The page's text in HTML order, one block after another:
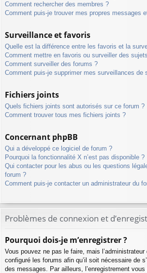
Comment rechercher des membres ?
Comment puis-je trouver mes propres messages
Surveillance et favoris
Quelle est la différence entre les favoris et la
Comment mettre en favoris ou surveiller des
Comment surveiller des forums ?
Comment puis-je supprimer mes surveillances de
Fichiers joints
Quels fichiers joints sont autorisés sur ce forum ?
Comment trouver tous mes fichiers joints ?
Concernant phpBB
Qui a développé ce logiciel de forum ?
Pourquoi la fonctionnalité X n’est pas disponible ?
Qui contacter pour les abus ou les questions
forum ?
Comment puis-je contacter un administrateur du
Problèmes de connexion et
Pourquoi dois-je m’enregistrer ?
Vous pouvez ne pas le faire, mais
configuré les forums afin qu’il soit nécessaire de
des messages. Par ailleurs, l’enregistrement